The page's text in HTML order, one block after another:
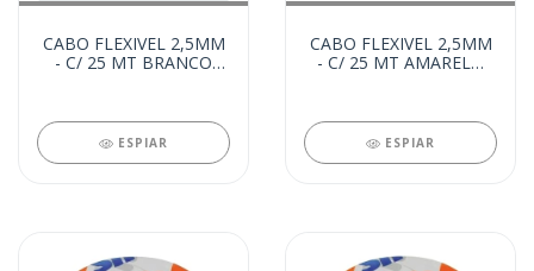
CABO FLEXIVEL 2,5MM
- C/ 25 MT BRANCO
ESPIAR
CABO FLEXIVEL 2,5MM
- C/ 25 MT AMARELO
ESPIAR